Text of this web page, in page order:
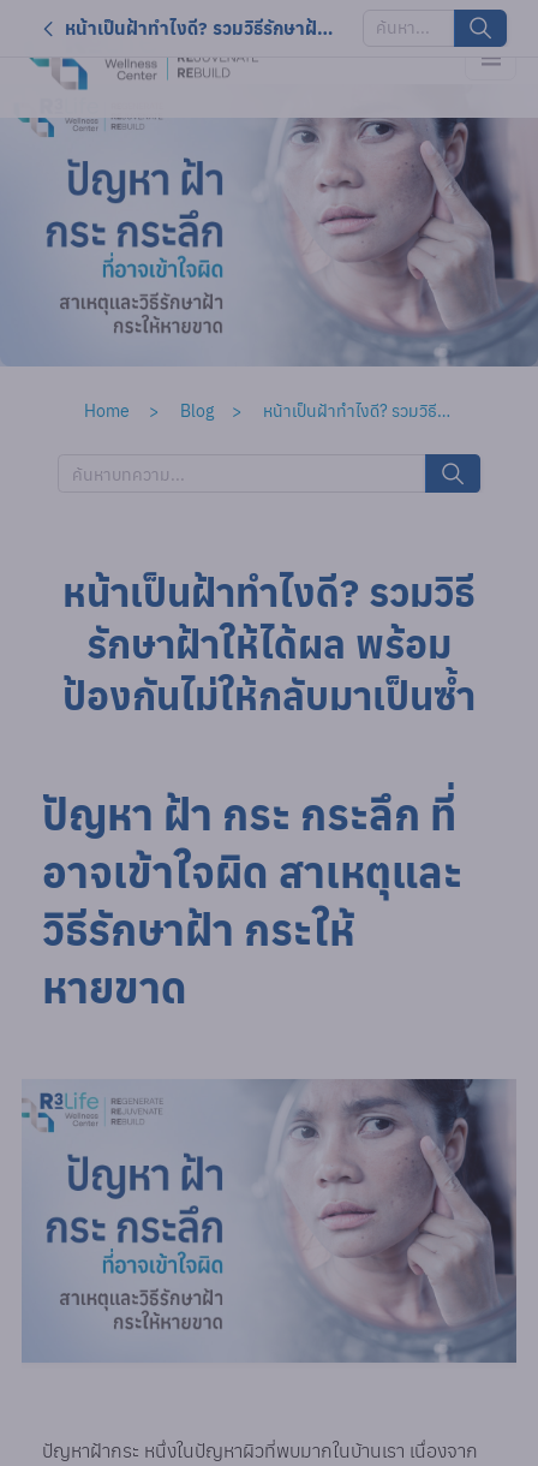
หน้าเป็นฝ้าทำไงดี? รวมวิธีรักษาฝ้าให้ได้ผล พร้อมป้องกันไม่ให้กลับมาเป็นซ้ำ
Home Blog หน้าเป็นฝ้าทำไงดี? รวมวิธีรักษาฝ้าให้ได้ผล พร้อมป้องกันไม่ให้กลับมาเป็นซ้ำ
หน้าเป็นฝ้าทำไงดี? รวมวิธี
รักษาฝ้าให้ได้ผล พร้อม
ป้องกันไม่ให้กลับมาเป็นซ้ำ
ปัญหา ฝ้า กระ กระลึก ที่
อาจเข้าใจผิด สาเหตุและ
วิธีรักษาฝ้า กระให้
หายขาด
ปัญหาฝ้ากระ หนึ่งในปัญหาผิวที่พบมากในบ้านเรา เนื่องจาก